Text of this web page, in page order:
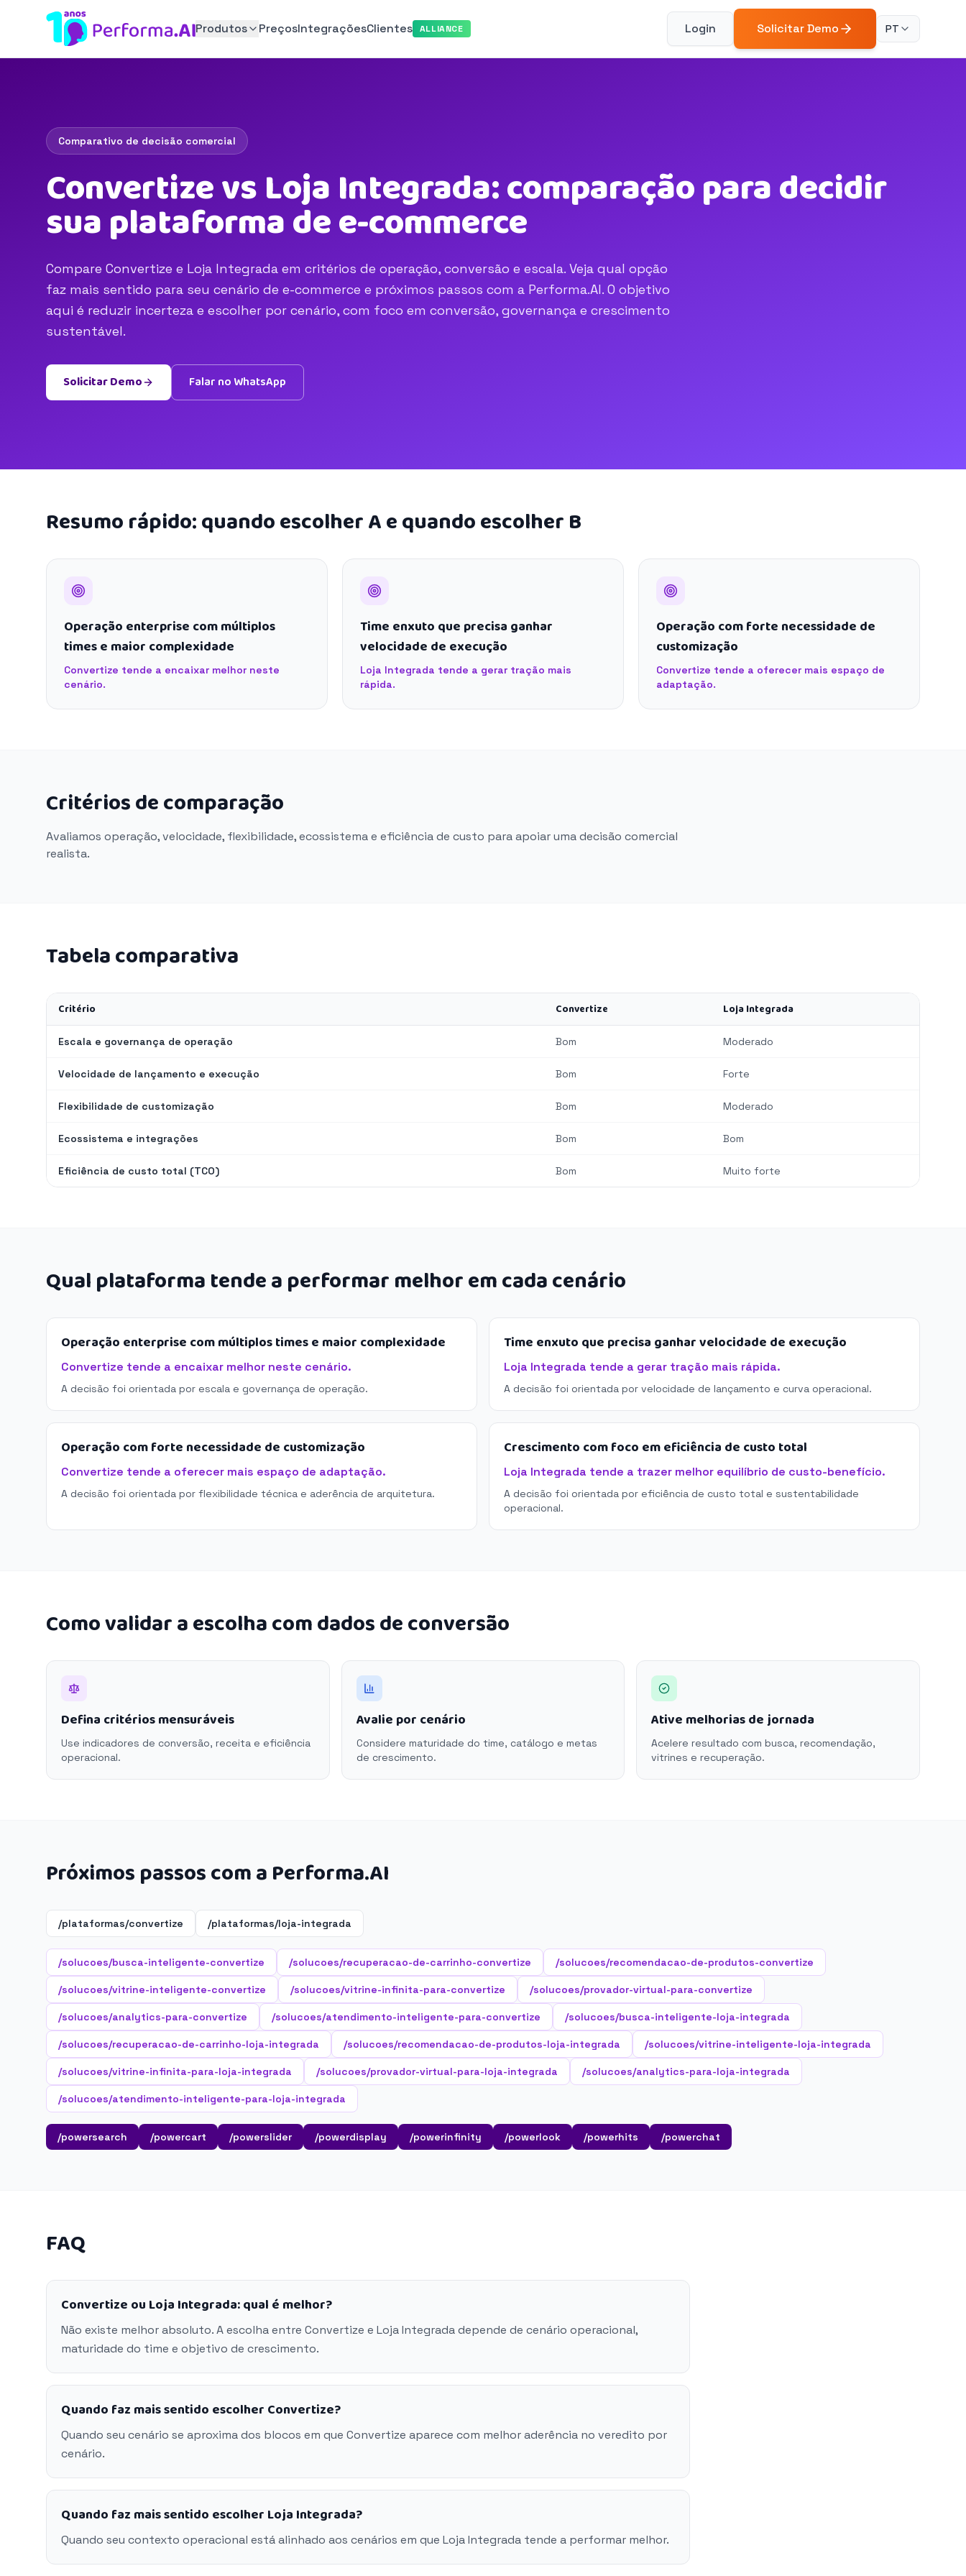
Produtos PreçosIntegraçõesClientes ALLIANCE Login Solicitar Demo PT
Comparativo de decisão comercial
Convertize vs Loja Integrada: comparação para decidir
sua plataforma de e-commerce
Compare Convertize e Loja Integrada em critérios de operação, conversão e escala. Veja qual opção
faz mais sentido para seu cenário de e-commerce e próximos passos com a Performa.AI. O objetivo
aqui é reduzir incerteza e escolher por cenário, com foco em conversão, governança e crescimento
sustentável.
Solicitar Demo Falar no WhatsApp
Resumo rápido: quando escolher A e quando escolher B
Operação enterprise com múltiplos
times e maior complexidade
Convertize tende a encaixar melhor neste
cenário.
Time enxuto que precisa ganhar
velocidade de execução
Loja Integrada tende a gerar tração mais
rápida.
Operação com forte necessidade de
customização
Convertize tende a oferecer mais espaço de
adaptação.
Critérios de comparação
Avaliamos operação, velocidade, flexibilidade, ecossistema e eficiência de custo para apoiar uma decisão comercial
realista.
Tabela comparativa
Critério Convertize Loja Integrada
Escala e governança de operação Bom Moderado
Velocidade de lançamento e execução Bom Forte
Flexibilidade de customização Bom Moderado
Ecossistema e integrações Bom Bom
Eficiência de custo total (TCO) Bom Muito forte
Qual plataforma tende a performar melhor em cada cenário
Operação enterprise com múltiplos times e maior complexidade
Convertize tende a encaixar melhor neste cenário.
A decisão foi orientada por escala e governança de operação.
Time enxuto que precisa ganhar velocidade de execução
Loja Integrada tende a gerar tração mais rápida.
A decisão foi orientada por velocidade de lançamento e curva operacional.
Operação com forte necessidade de customização
Convertize tende a oferecer mais espaço de adaptação.
A decisão foi orientada por flexibilidade técnica e aderência de arquitetura.
Crescimento com foco em eficiência de custo total
Loja Integrada tende a trazer melhor equilíbrio de custo-benefício.
A decisão foi orientada por eficiência de custo total e sustentabilidade
operacional.
Como validar a escolha com dados de conversão
Defina critérios mensuráveis
Use indicadores de conversão, receita e eficiência
operacional.
Avalie por cenário
Considere maturidade do time, catálogo e metas
de crescimento.
Ative melhorias de jornada
Acelere resultado com busca, recomendação,
vitrines e recuperação.
Próximos passos com a Performa.AI
/plataformas/convertize /plataformas/loja-integrada
/solucoes/busca-inteligente-convertize /solucoes/recuperacao-de-carrinho-convertize /solucoes/recomendacao-de-produtos-convertize
/solucoes/vitrine-inteligente-convertize /solucoes/vitrine-infinita-para-convertize /solucoes/provador-virtual-para-convertize
/solucoes/analytics-para-convertize /solucoes/atendimento-inteligente-para-convertize /solucoes/busca-inteligente-loja-integrada
/solucoes/recuperacao-de-carrinho-loja-integrada /solucoes/recomendacao-de-produtos-loja-integrada /solucoes/vitrine-inteligente-loja-integrada
/solucoes/vitrine-infinita-para-loja-integrada /solucoes/provador-virtual-para-loja-integrada /solucoes/analytics-para-loja-integrada
/solucoes/atendimento-inteligente-para-loja-integrada
/powersearch /powercart /powerslider /powerdisplay /powerinfinity /powerlook /powerhits /powerchat
FAQ
Convertize ou Loja Integrada: qual é melhor?
Não existe melhor absoluto. A escolha entre Convertize e Loja Integrada depende de cenário operacional,
maturidade do time e objetivo de crescimento.
Quando faz mais sentido escolher Convertize?
Quando seu cenário se aproxima dos blocos em que Convertize aparece com melhor aderência no veredito por
cenário.
Quando faz mais sentido escolher Loja Integrada?
Quando seu contexto operacional está alinhado aos cenários em que Loja Integrada tende a performar melhor.